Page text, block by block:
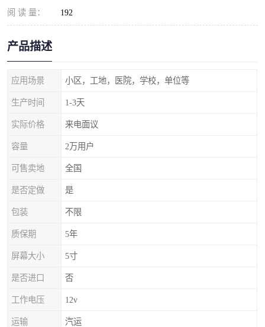
阅 读 量： 192
产品描述
应用场景 小区，工地，医院，学校，单位等
生产时间 1-3天
实际价格 来电面议
容量 2万用户
可售卖地 全国
是否定做 是
包装 不限
质保期 5年
屏幕大小 5寸
是否进口 否
工作电压 12v
运输 汽运